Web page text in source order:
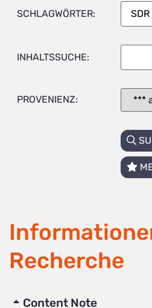
SCHLAGWÖRTER:
INHALTSSUCHE:
PROVENIENZ:
Recherche
Content Note